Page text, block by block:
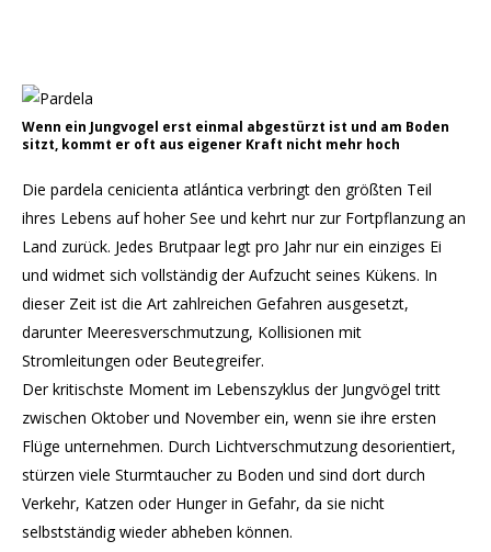
Wenn ein Jungvogel erst einmal abgestürzt ist und am Boden
sitzt, kommt er oft aus eigener Kraft nicht mehr hoch
Die pardela cenicienta atlántica verbringt den größten Teil
ihres Lebens auf hoher See und kehrt nur zur Fortpflanzung an
Land zurück. Jedes Brutpaar legt pro Jahr nur ein einziges Ei
und widmet sich vollständig der Aufzucht seines Kükens. In
dieser Zeit ist die Art zahlreichen Gefahren ausgesetzt,
darunter Meeresverschmutzung, Kollisionen mit
Stromleitungen oder Beutegreifer.
Der kritischste Moment im Lebenszyklus der Jungvögel tritt
zwischen Oktober und November ein, wenn sie ihre ersten
Flüge unternehmen. Durch Lichtverschmutzung desorientiert,
stürzen viele Sturmtaucher zu Boden und sind dort durch
Verkehr, Katzen oder Hunger in Gefahr, da sie nicht
selbstständig wieder abheben können.